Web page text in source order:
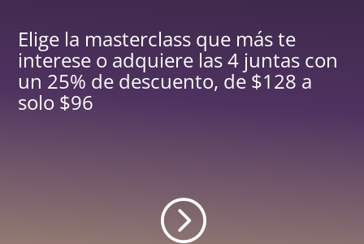
Elige la masterclass que más te
interese o adquiere las 4 juntas con
un 25% de descuento, de $128 a
solo $96
=